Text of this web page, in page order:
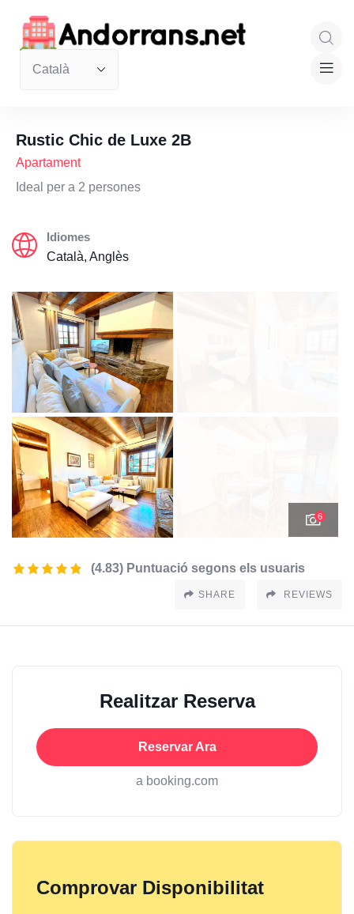
Rustic Chic de Luxe 2B
Apartament
Ideal per a 2 persones
Idiomes
Català, Anglès
6
(4.83) Puntuació segons els usuaris
SHARE REVIEWS
Realitzar Reserva
Reservar Ara
a booking.com
Comprovar Disponibilitat